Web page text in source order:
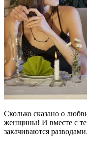
Сколько сказано о
женщины! И вместе с
закачиваются разводами.